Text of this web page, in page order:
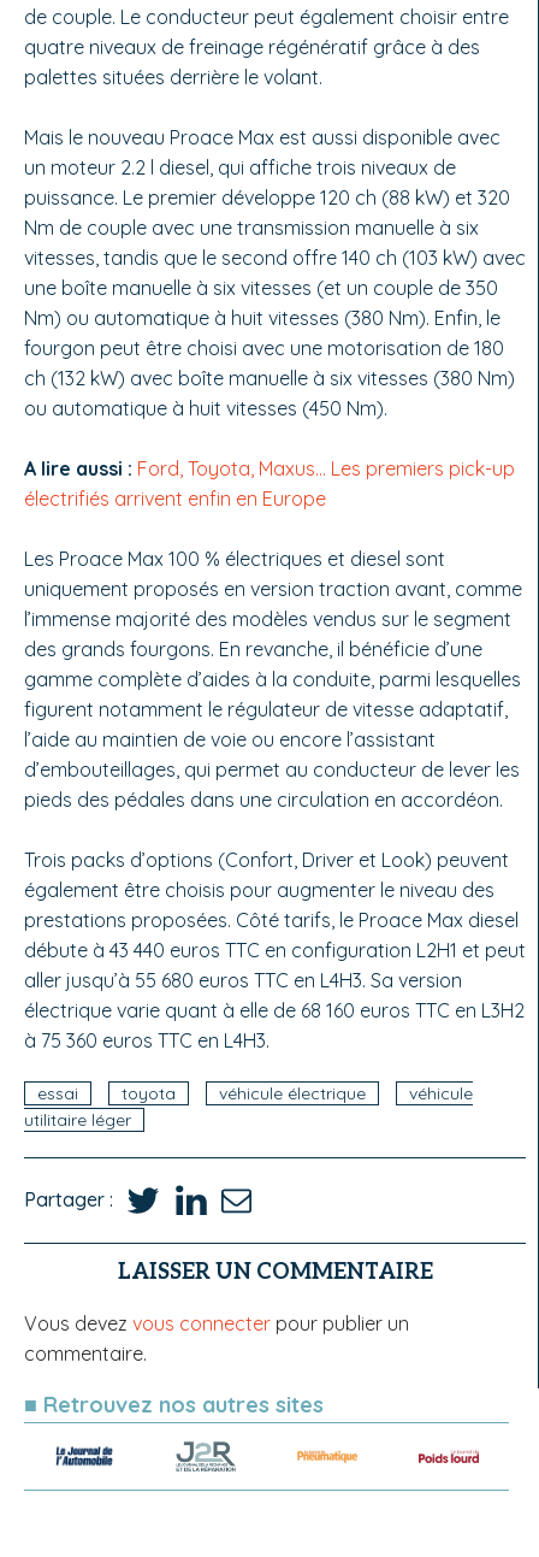
de couple. Le conducteur peut également choisir entre
quatre niveaux de freinage régénératif grâce à des
palettes situées derrière le volant.
Mais le nouveau Proace Max est aussi disponible avec
un moteur 2.2 l diesel, qui affiche trois niveaux de
puissance. Le premier développe 120 ch (88 kW) et 320
Nm de couple avec une transmission manuelle à six
vitesses, tandis que le second offre 140 ch (103 kW) avec
une boîte manuelle à six vitesses (et un couple de 350
Nm) ou automatique à huit vitesses (380 Nm). Enfin, le
fourgon peut être choisi avec une motorisation de 180
ch (132 kW) avec boîte manuelle à six vitesses (380 Nm)
ou automatique à huit vitesses (450 Nm).
A lire aussi : Ford, Toyota, Maxus… Les premiers pick-up
électrifiés arrivent enfin en Europe
Les Proace Max 100 % électriques et diesel sont
uniquement proposés en version traction avant, comme
l’immense majorité des modèles vendus sur le segment
des grands fourgons. En revanche, il bénéficie d’une
gamme complète d’aides à la conduite, parmi lesquelles
figurent notamment le régulateur de vitesse adaptatif,
l’aide au maintien de voie ou encore l’assistant
d’embouteillages, qui permet au conducteur de lever les
pieds des pédales dans une circulation en accordéon.
Trois packs d’options (Confort, Driver et Look) peuvent
également être choisis pour augmenter le niveau des
prestations proposées. Côté tarifs, le Proace Max diesel
débute à 43 440 euros TTC en configuration L2H1 et peut
aller jusqu’à 55 680 euros TTC en L4H3. Sa version
électrique varie quant à elle de 68 160 euros TTC en L3H2
à 75 360 euros TTC en L4H3.
essai toyota véhicule électrique
véhicule
utilitaire léger
Partager :
LAISSER UN COMMENTAIRE
Vous devez vous connecter pour publier un
commentaire.
■ Retrouvez nos autres sites